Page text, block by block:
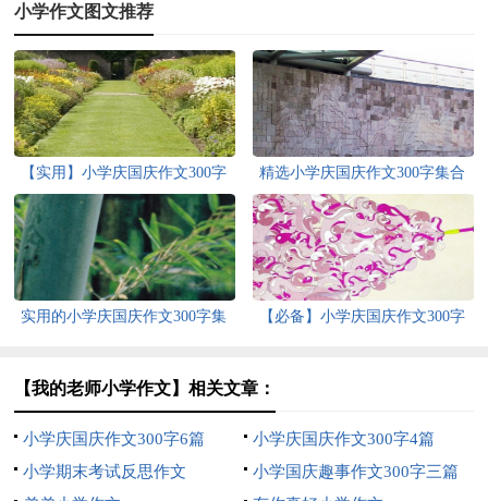
小学作文图文推荐
【实用】小学庆国庆作文300字
汇编7篇
精选小学庆国庆作文300字集合
七篇
实用的小学庆国庆作文300字集
【必备】小学庆国庆作文300字
【我的老师小学作文】相关文章：
小学庆国庆作文300字6篇
小学庆国庆作文300字4篇
小学期末考试反思作文
小学国庆趣事作文300字三篇